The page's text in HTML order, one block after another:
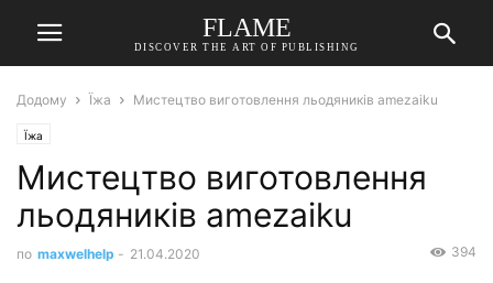
FLAME
DISCOVER THE ART OF PUBLISHING
Додому Їжа Мистецтво виготовлення льодяників amezaiku
Їжа
Мистецтво виготовлення
льодяників amezaiku
по maxwelhelp - 21.04.2020 394